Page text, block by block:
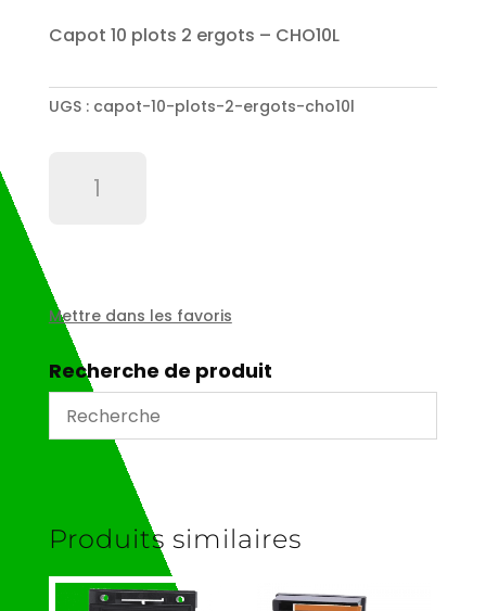
Capot 10 plots 2 ergots – CHO10L
UGS : capot-10-plots-2-ergots-cho10l
2
ergots
CHO10L
Mettre dans les favoris
Recherche de produit
Produits similaires